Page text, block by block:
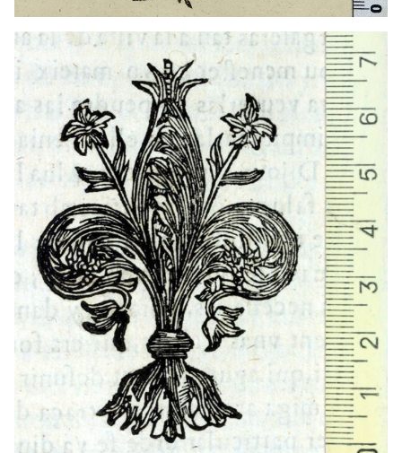
1649 - 1707 Barcelona (Cataluña)